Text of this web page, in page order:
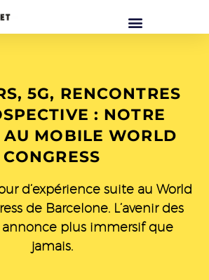
5G, RENCONTRES
: NOTRE
AU MOBILE WORLD
CONGRESS
d’expérience suite au World
de Barcelone. L’avenir des
annonce plus immersif que
jamais.